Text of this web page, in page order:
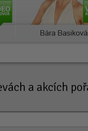
a akcích